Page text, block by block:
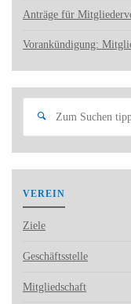
Anträge für
Vorankündigung:
Suchen
VEREIN
Ziele
Geschäftsstelle
Mitgliedschaft